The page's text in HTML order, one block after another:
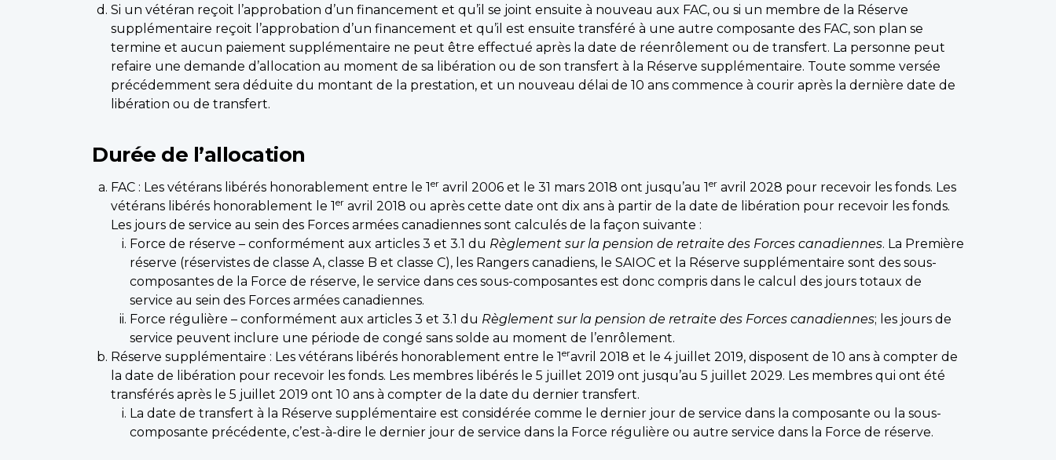
Si un vétéran reçoit l’approbation d’un financement et qu’il se joint ensuite à nouveau aux FAC, ou si un membre de la Réserve
supplémentaire reçoit l’approbation d’un financement et qu’il est ensuite transféré à une autre composante des FAC, son plan se
termine et aucun paiement supplémentaire ne peut être effectué après la date de réenrôlement ou de transfert. La personne peut
refaire une demande d’allocation au moment de sa libération ou de son transfert à la Réserve supplémentaire. Toute somme versée
précédemment sera déduite du montant de la prestation, et un nouveau délai de 10 ans commence à courir après la dernière date de
libération ou de transfert.
Durée de l’allocation
FAC : Les vétérans libérés honorablement entre le 1 er avril 2006 et le 31 mars 2018 ont jusqu’au 1 er avril 2028 pour recevoir les fonds. Les
vétérans libérés honorablement le 1 er avril 2018 ou après cette date ont dix ans à partir de la date de libération pour recevoir les fonds.
Les jours de service au sein des Forces armées canadiennes sont calculés de la façon suivante :
Force de réserve – conformément aux articles 3 et 3.1 du Règlement sur la pension de retraite des Forces canadiennes. La Première
réserve (réservistes de classe A, classe B et classe C), les Rangers canadiens, le SAIOC et la Réserve supplémentaire sont des sous-
composantes de la Force de réserve, le service dans ces sous-composantes est donc compris dans le calcul des jours totaux de
service au sein des Forces armées canadiennes.
Force régulière – conformément aux articles 3 et 3.1 du Règlement sur la pension de retraite des Forces canadiennes; les jours de
service peuvent inclure une période de congé sans solde au moment de l’enrôlement.
Réserve supplémentaire : Les vétérans libérés honorablement entre le 1 eravril 2018 et le 4 juillet 2019, disposent de 10 ans à compter de
la date de libération pour recevoir les fonds. Les membres libérés le 5 juillet 2019 ont jusqu’au 5 juillet 2029. Les membres qui ont été
transférés après le 5 juillet 2019 ont 10 ans à compter de la date du dernier transfert.
La date de transfert à la Réserve supplémentaire est considérée comme le dernier jour de service dans la composante ou la sous-
composante précédente, c’est-à-dire le dernier jour de service dans la Force régulière ou autre service dans la Force de réserve.